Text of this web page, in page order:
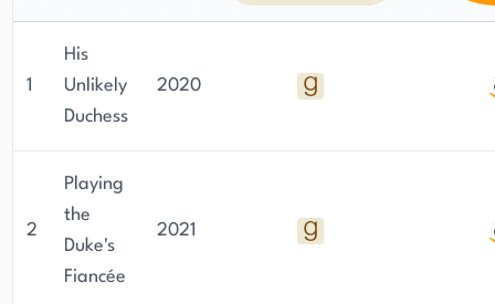
1
His
Unlikely
Duchess
2020
2
Playing
the
Duke's
Fiancée
2021